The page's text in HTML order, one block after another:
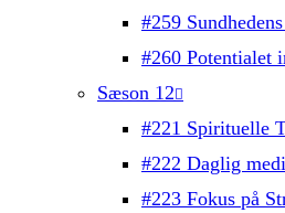
#259
#260 Potentialet
Sæson 12
#221 Spirituelle
#222 Daglig
#223 Fokus på